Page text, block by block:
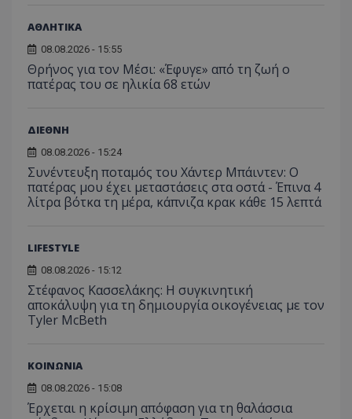
ΑΘΛΗΤΙΚΑ
08.08.2026 - 15:55
Θρήνος για τον Μέσι: «Έφυγε» από τη ζωή ο
πατέρας του σε ηλικία 68 ετών
ΔΙΕΘΝΗ
08.08.2026 - 15:24
Συνέντευξη ποταμός του Χάντερ Μπάιντεν: Ο
πατέρας μου έχει μεταστάσεις στα οστά - Έπινα 4
λίτρα βότκα τη μέρα, κάπνιζα κρακ κάθε 15 λεπτά
LIFESTYLE
08.08.2026 - 15:12
Στέφανος Κασσελάκης: Η συγκινητική
αποκάλυψη για τη δηµιουργία οικογένειας με τον
Tyler McBeth
ΚΟΙΝΩΝΙΑ
08.08.2026 - 15:08
Έρχεται η κρίσιμη απόφαση για τη θαλάσσια